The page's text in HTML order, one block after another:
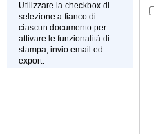
Utilizzare la checkbox di
selezione a fianco di
ciascun documento per
attivare le funzionalità di
stampa, invio email ed
export.